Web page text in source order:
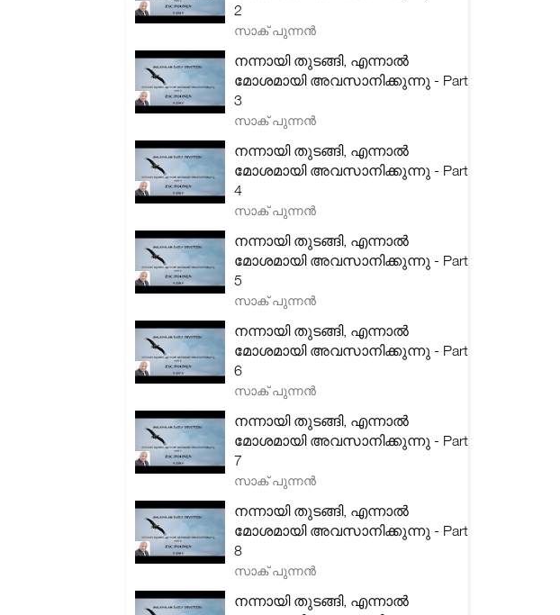
2
സാക് പുന്നൻ
നന്നായി തുടങ്ങി, എന്നാൽ
മോശമായി അവസാനിക്കുന്നു - Part
3
സാക് പുന്നൻ
നന്നായി തുടങ്ങി, എന്നാൽ
മോശമായി അവസാനിക്കുന്നു - Part
4
സാക് പുന്നൻ
നന്നായി തുടങ്ങി, എന്നാൽ
മോശമായി അവസാനിക്കുന്നു - Part
5
സാക് പുന്നൻ
നന്നായി തുടങ്ങി, എന്നാൽ
മോശമായി അവസാനിക്കുന്നു - Part
6
സാക് പുന്നൻ
നന്നായി തുടങ്ങി, എന്നാൽ
മോശമായി അവസാനിക്കുന്നു - Part
7
സാക് പുന്നൻ
നന്നായി തുടങ്ങി, എന്നാൽ
മോശമായി അവസാനിക്കുന്നു - Part
8
സാക് പുന്നൻ
നന്നായി തുടങ്ങി, എന്നാൽ